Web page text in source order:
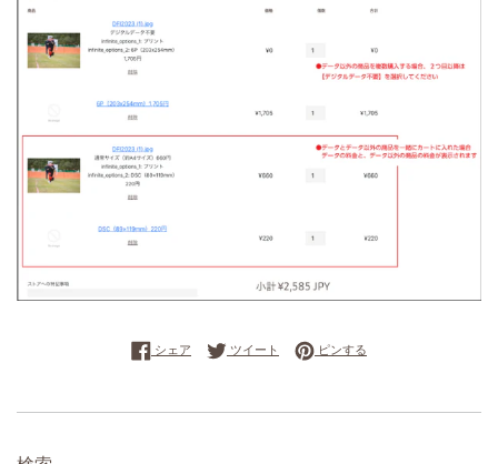
シェア Facebookでシェアする
ツイート Twitterに投稿する
ピンする